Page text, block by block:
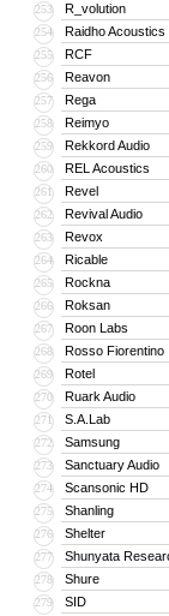
253 R_volution
254 Raidho Acoustics
255 RCF
256 Reavon
257 Rega
258 Reimyo
259 Rekkord Audio
260 REL Acoustics
261 Revel
262 Revival Audio
263 Revox
264 Ricable
265 Rockna
266 Roksan
267 Roon Labs
268 Rosso Fiorentino
269 Rotel
270 Ruark Audio
271 S.A.Lab
272 Samsung
273 Sanctuary Audio
274 Scansonic HD
275 Shanling
276 Shelter
277 Shunyata
278 Shure
279 SID